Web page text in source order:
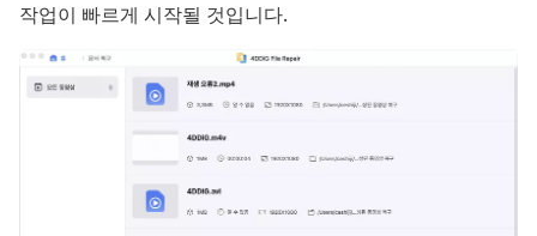
작업이 빠르게 시작될 것입니다.